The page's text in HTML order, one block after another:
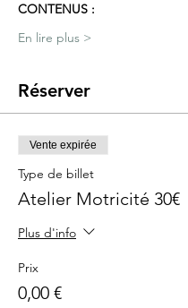
CONTENUS :
En lire plus >
Réserver
Vente expirée
Type de billet
Atelier Motricité 30€
Plus d'info
Prix
0,00 €